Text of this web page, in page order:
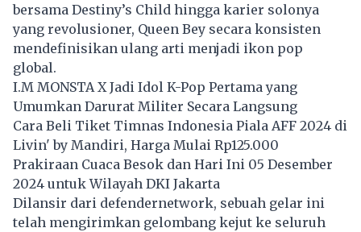
bersama Destiny’s Child hingga karier solonya
yang revolusioner, Queen Bey secara konsisten
mendefinisikan ulang arti menjadi ikon pop
global.
I.M MONSTA X Jadi Idol K-Pop Pertama yang
Umumkan Darurat Militer Secara Langsung
Cara Beli Tiket Timnas Indonesia Piala AFF 2024 di
Livin' by Mandiri, Harga Mulai Rp125.000
Prakiraan Cuaca Besok dan Hari Ini 05 Desember
2024 untuk Wilayah DKI Jakarta
Dilansir dari defendernetwork, sebuah gelar ini
telah mengirimkan gelombang kejut ke seluruh